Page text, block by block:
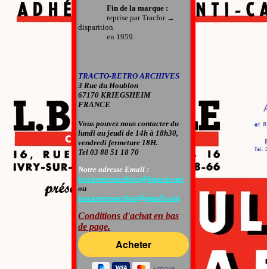
Fin de la marque :
disparition
		en 1959.
TRACTO-RETRO ARCHIVES
3 Rue du Houblon
67170 KRIEGSHEIM
FRANCE
Vous pouvez nous contacter du
lundi au jeudi de 14h à 18h30,
vendredi fermeture 18H.
Tel 03 88 51 18 70
Notre adresse Email :
tractoretroarchives@laposte.net
ou
tractoretroarchive@gmail.com
Conditions d'achat en bas
de page.